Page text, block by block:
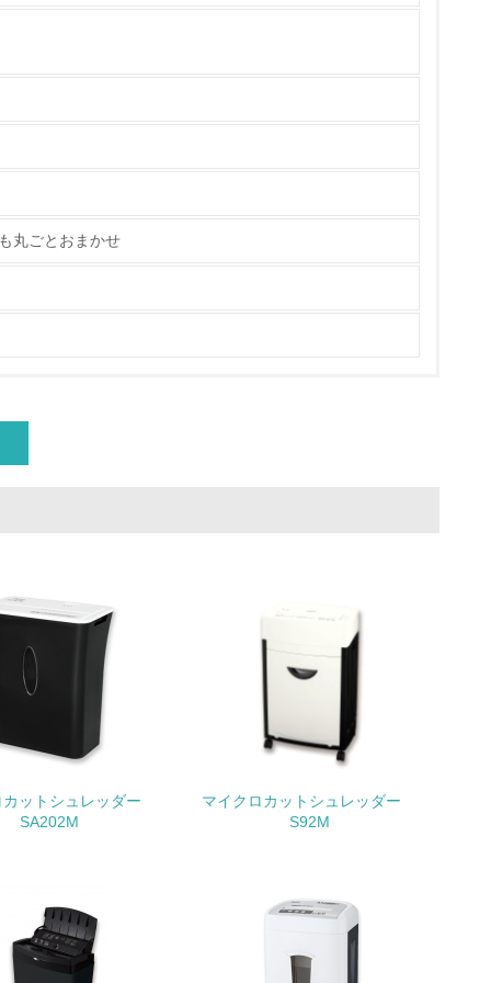
な販売目標や計画を立てている
減の取り組みを行っている
減目標や計画を立てている
っている
林、天然林保護、間伐＞、認証品の
丸ごとおまかせ
カットシュレッダー
SA202M
マイクロカットシュレッダー
S92M